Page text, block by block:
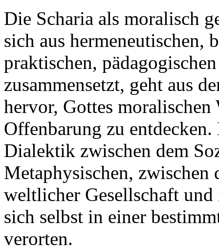
Die Scharia als moralisch
sich aus hermeneutischen,
praktischen,
zusammensetzt, geht aus
hervor, Gottes
Offenbarung zu
Dialektik zwischen dem
Metaphysischen, zwischen
weltlicher Gesellschaft
sich selbst in einer
verorten.